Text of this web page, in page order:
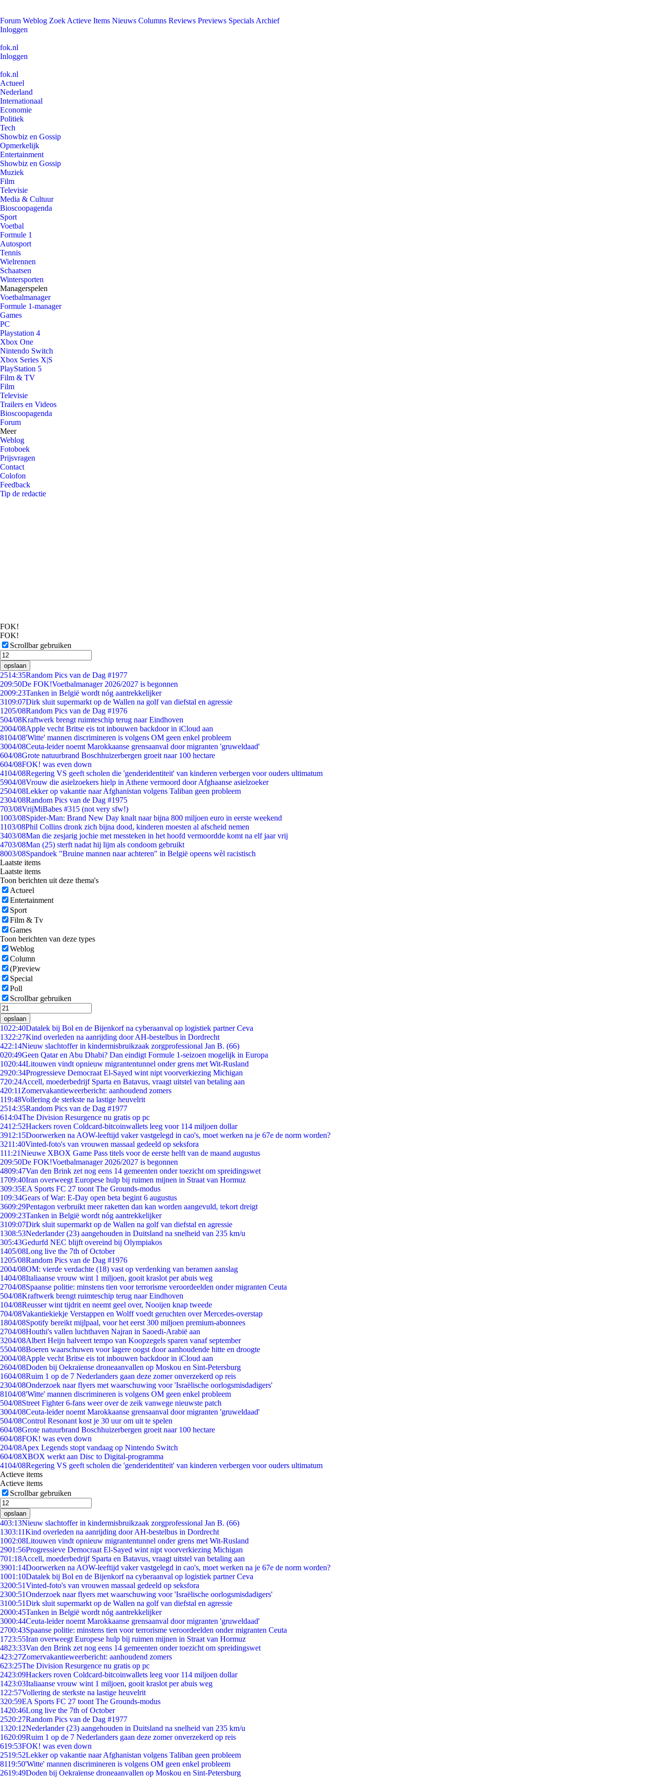
Forum Weblog Zoek Actieve Items Nieuws Columns Reviews Previews Specials Archief
Inloggen
fok.nl
Inloggen
fok.nl
Actueel
Nederland
Internationaal
Economie
Politiek
Tech
Showbiz en Gossip
Opmerkelijk
Entertainment
Showbiz en Gossip
Muziek
Film
Televisie
Media & Cultuur
Bioscoopagenda
Sport
Voetbal
Formule 1
Autosport
Tennis
Wielrennen
Schaatsen
Wintersporten
Managerspelen
Voetbalmanager
Formule 1-manager
Games
PC
Playstation 4
Xbox One
Nintendo Switch
Xbox Series X|S
PlayStation 5
Film & TV
Film
Televisie
Trailers en Videos
Bioscoopagenda
Forum
Meer
Weblog
Fotoboek
Prijsvragen
Contact
Colofon
Feedback
Tip de redactie
FOK!
FOK!
Scrollbar gebruiken
opslaan
2514:35Random Pics van de Dag #1977
209:50De FOK!Voetbalmanager 2026/2027 is begonnen
2009:23Tanken in België wordt nóg aantrekkelijker
3109:07Dirk sluit supermarkt op de Wallen na golf van diefstal en agressie
1205/08Random Pics van de Dag #1976
504/08Kraftwerk brengt ruimteschip terug naar Eindhoven
2004/08Apple vecht Britse eis tot inbouwen backdoor in iCloud aan
8104/08'Witte' mannen discrimineren is volgens OM geen enkel probleem
3004/08Ceuta-leider noemt Marokkaanse grensaanval door migranten 'gruweldaad'
604/08Grote natuurbrand Boschhuizerbergen groeit naar 100 hectare
604/08FOK! was even down
4104/08Regering VS geeft scholen die 'genderidentiteit' van kinderen verbergen voor ouders ultimatum
5904/08Vrouw die asielzoekers hielp in Athene vermoord door Afghaanse asielzoeker
2504/08Lekker op vakantie naar Afghanistan volgens Taliban geen probleem
2304/08Random Pics van de Dag #1975
703/08VrijMiBabes #315 (not very sfw!)
1003/08Spider-Man: Brand New Day knalt naar bijna 800 miljoen euro in eerste weekend
1103/08Phil Collins dronk zich bijna dood, kinderen moesten al afscheid nemen
3403/08Man die zesjarig jochie met messteken in het hoofd vermoordde komt na elf jaar vrij
4703/08Man (25) sterft nadat hij lijm als condoom gebruikt
8003/08Spandoek "Bruine mannen naar achteren" in België opeens wèl racistisch
Laatste items
Laatste items
Toon berichten uit deze thema's
Actueel
Entertainment
Sport
Film & Tv
Games
Toon berichten van deze types
Weblog
Column
(P)review
Special
Poll
Scrollbar gebruiken
opslaan
1022:40Datalek bij Bol en de Bijenkorf na cyberaanval op logistiek partner Ceva
1322:27Kind overleden na aanrijding door AH-bestelbus in Dordrecht
422:14Nieuw slachtoffer in kindermisbruikzaak zorgprofessional Jan B. (66)
020:49Geen Qatar en Abu Dhabi? Dan eindigt Formule 1-seizoen mogelijk in Europa
1020:44Litouwen vindt opnieuw migrantentunnel onder grens met Wit-Rusland
2920:34Progressieve Democraat El-Sayed wint nipt voorverkiezing Michigan
720:24Accell, moederbedrijf Sparta en Batavus, vraagt uitstel van betaling aan
420:11 Zomervakantieweerbericht: aanhoudend zomers
119:48Vollering de sterkste na lastige heuvelrit
2514:35Random Pics van de Dag #1977
614:04The Division Resurgence nu gratis op pc
2412:52Hackers roven Coldcard-bitcoinwallets leeg voor 114 miljoen dollar
3912:15Doorwerken na AOW-leeftijd vaker vastgelegd in cao's, moet werken na je 67e de norm worden?
3211:40Vinted-foto's van vrouwen massaal gedeeld op seksfora
111:21Nieuwe XBOX Game Pass titels voor de eerste helft van de maand augustus
209:50De FOK!Voetbalmanager 2026/2027 is begonnen
4809:47Van den Brink zet nog eens 14 gemeenten onder toezicht om spreidingswet
1709:40Iran overweegt Europese hulp bij ruimen mijnen in Straat van Hormuz
309:35EA Sports FC 27 toont The Grounds-modus
109:34Gears of War: E-Day open beta begint 6 augustus
3609:29Pentagon verbruikt meer raketten dan kan worden aangevuld, tekort dreigt
2009:23Tanken in België wordt nóg aantrekkelijker
3109:07Dirk sluit supermarkt op de Wallen na golf van diefstal en agressie
1308:53Nederlander (23) aangehouden in Duitsland na snelheid van 235 km/u
305:43Gedurfd NEC blijft overeind bij Olympiakos
1405/08Long live the 7th of October
1205/08Random Pics van de Dag #1976
2004/08OM: vierde verdachte (18) vast op verdenking van beramen aanslag
1404/08Italiaanse vrouw wint 1 miljoen, gooit kraslot per abuis weg
2704/08Spaanse politie: minstens tien voor terrorisme veroordeelden onder migranten Ceuta
504/08Kraftwerk brengt ruimteschip terug naar Eindhoven
104/08Reusser wint tijdrit en neemt geel over, Nooijen knap tweede
704/08Vakantiekiekje Verstappen en Wolff voedt geruchten over Mercedes-overstap
1804/08Spotify bereikt mijlpaal, voor het eerst 300 miljoen premium-abonnees
2704/08Houthi's vallen luchthaven Najran in Saoedi-Arabië aan
3204/08Albert Heijn halveert tempo van Koopzegels sparen vanaf september
5504/08Boeren waarschuwen voor lagere oogst door aanhoudende hitte en droogte
2004/08Apple vecht Britse eis tot inbouwen backdoor in iCloud aan
2604/08Doden bij Oekraïense droneaanvallen op Moskou en Sint-Petersburg
1604/08Ruim 1 op de 7 Nederlanders gaan deze zomer onverzekerd op reis
2304/08Onderzoek naar flyers met waarschuwing voor 'Israëlische oorlogsmisdadigers'
8104/08'Witte' mannen discrimineren is volgens OM geen enkel probleem
504/08Street Fighter 6-fans weer over de zeik vanwege nieuwste patch
3004/08Ceuta-leider noemt Marokkaanse grensaanval door migranten 'gruweldaad'
504/08Control Resonant kost je 30 uur om uit te spelen
604/08Grote natuurbrand Boschhuizerbergen groeit naar 100 hectare
604/08FOK! was even down
204/08Apex Legends stopt vandaag op Nintendo Switch
604/08XBOX werkt aan Disc to Digital-programma
4104/08Regering VS geeft scholen die 'genderidentiteit' van kinderen verbergen voor ouders ultimatum
Actieve items
Actieve items
Scrollbar gebruiken
opslaan
403:13Nieuw slachtoffer in kindermisbruikzaak zorgprofessional Jan B. (66)
1303:11Kind overleden na aanrijding door AH-bestelbus in Dordrecht
1002:08Litouwen vindt opnieuw migrantentunnel onder grens met Wit-Rusland
2901:56Progressieve Democraat El-Sayed wint nipt voorverkiezing Michigan
701:18Accell, moederbedrijf Sparta en Batavus, vraagt uitstel van betaling aan
3901:14Doorwerken na AOW-leeftijd vaker vastgelegd in cao's, moet werken na je 67e de norm worden?
1001:10Datalek bij Bol en de Bijenkorf na cyberaanval op logistiek partner Ceva
3200:51Vinted-foto's van vrouwen massaal gedeeld op seksfora
2300:51Onderzoek naar flyers met waarschuwing voor 'Israëlische oorlogsmisdadigers'
3100:51Dirk sluit supermarkt op de Wallen na golf van diefstal en agressie
2000:45Tanken in België wordt nóg aantrekkelijker
3000:44Ceuta-leider noemt Marokkaanse grensaanval door migranten 'gruweldaad'
2700:43Spaanse politie: minstens tien voor terrorisme veroordeelden onder migranten Ceuta
1723:55Iran overweegt Europese hulp bij ruimen mijnen in Straat van Hormuz
4823:33Van den Brink zet nog eens 14 gemeenten onder toezicht om spreidingswet
423:27Zomervakantieweerbericht: aanhoudend zomers
623:25The Division Resurgence nu gratis op pc
2423:09Hackers roven Coldcard-bitcoinwallets leeg voor 114 miljoen dollar
1423:03Italiaanse vrouw wint 1 miljoen, gooit kraslot per abuis weg
1 22:57Vollering de sterkste na lastige heuvelrit
320:59EA Sports FC 27 toont The Grounds-modus
1420:46Long live the 7th of October
2520:27Random Pics van de Dag #1977
1320:12Nederlander (23) aangehouden in Duitsland na snelheid van 235 km/u
1620:09Ruim 1 op de 7 Nederlanders gaan deze zomer onverzekerd op reis
619:53FOK! was even down
2519:52Lekker op vakantie naar Afghanistan volgens Taliban geen probleem
8119:50'Witte' mannen discrimineren is volgens OM geen enkel probleem
2619:49Doden bij Oekraïense droneaanvallen op Moskou en Sint-Petersburg